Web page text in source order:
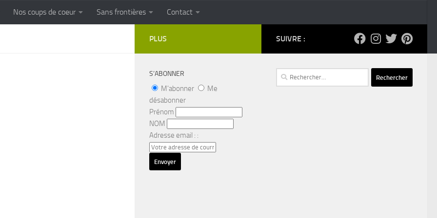
Cuisine populaire des terroirs
Nos coups de coeur Sans frontières Contact
SUIVRE :
Rechercher :
PLUS
S’ABONNER
M'abonner
Me
désabonner
Prénom
NOM
Adresse email : :